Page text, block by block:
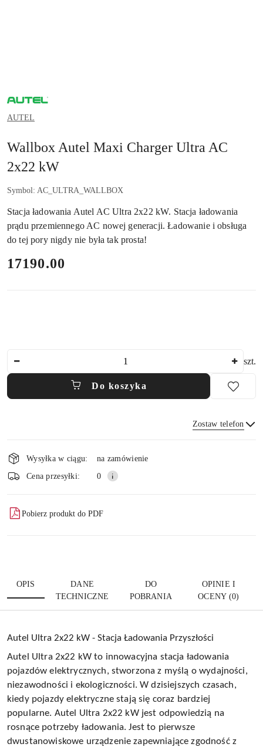
AUTEL
Wallbox Autel Maxi Charger Ultra AC
2x22 kW
Symbol: AC_ULTRA_WALLBOX
Stacja ładowania Autel AC Ultra 2x22 kW. Stacja ładowania
prądu przemiennego AC nowej generacji. Ładowanie i obsługa
do tej pory nigdy nie była tak prosta!
cena:
17190.00
szt.
Do koszyka
Zostaw telefon
Wyślij
i
dostawa
Wysyłka w ciągu:
na zamówienie
Cena przesyłki:
0
Pobierz produkt do PDF
OPIS
DANE
TECHNICZNE
DO
POBRANIA
OPINIE I
OCENY (0)
Autel Ultra 2x22 kW - Stacja Ładowania Przyszłości
Autel Ultra 2x22 kW to innowacyjna stacja ładowania
pojazdów elektrycznych, stworzona z myślą o wydajności,
niezawodności i ekologiczności. W dzisiejszych czasach,
kiedy pojazdy elektryczne stają się coraz bardziej
popularne. Autel Ultra 2x22 kW jest odpowiedzią na
rosnące potrzeby ładowania. Jest to pierwsze
dwustanowiskowe urządzenie zapewniające zgodność z